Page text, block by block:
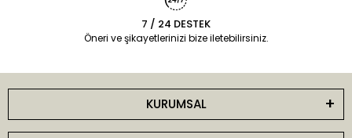
7 / 24 DESTEK
Öneri ve şikayetlerinizi bize iletebilirsiniz.
KURUMSAL